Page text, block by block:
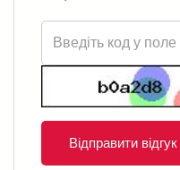
Відправити відгук